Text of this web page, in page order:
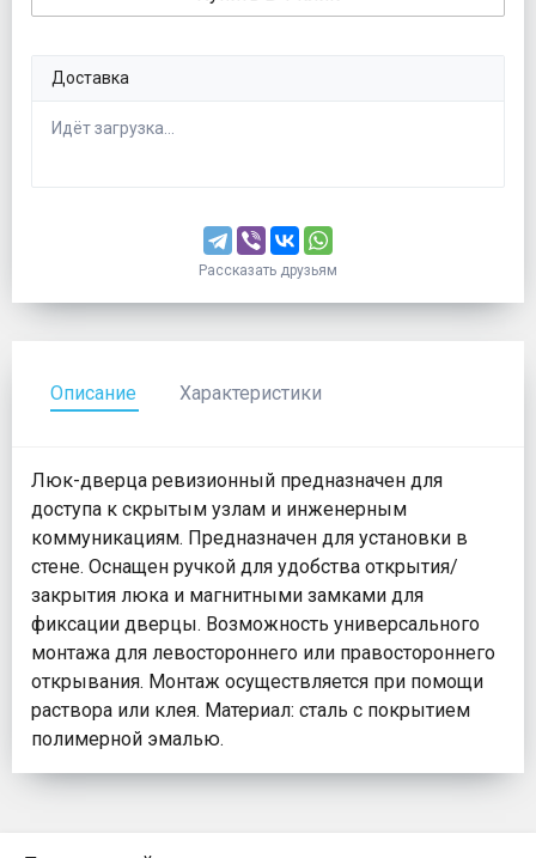
Доставка
Идёт загрузка...
Рассказать друзьям
Описание Характеристики
Люк-дверца ревизионный предназначен для
доступа к скрытым узлам и инженерным
коммуникациям. Предназначен для установки в
стене. Оснащен ручкой для удобства открытия/
закрытия люка и магнитными замками для
фиксации дверцы. Возможность универсального
монтажа для левостороннего или правостороннего
открывания. Монтаж осуществляется при помощи
раствора или клея. Материал: сталь с покрытием
полимерной эмалью.